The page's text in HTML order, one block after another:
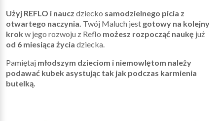
Użyj REFLO i naucz dziecko samodzielnego picia z
otwartego naczynia. Twój Maluch jest gotowy na kolejny
krok w jego rozwoju z Reflo możesz rozpocząć naukę już
od 6 miesiąca życia dziecka.
Pamiętaj młodszym dzieciom i niemowlętom należy
podawać kubek asystując tak jak podczas karmienia
butelką.